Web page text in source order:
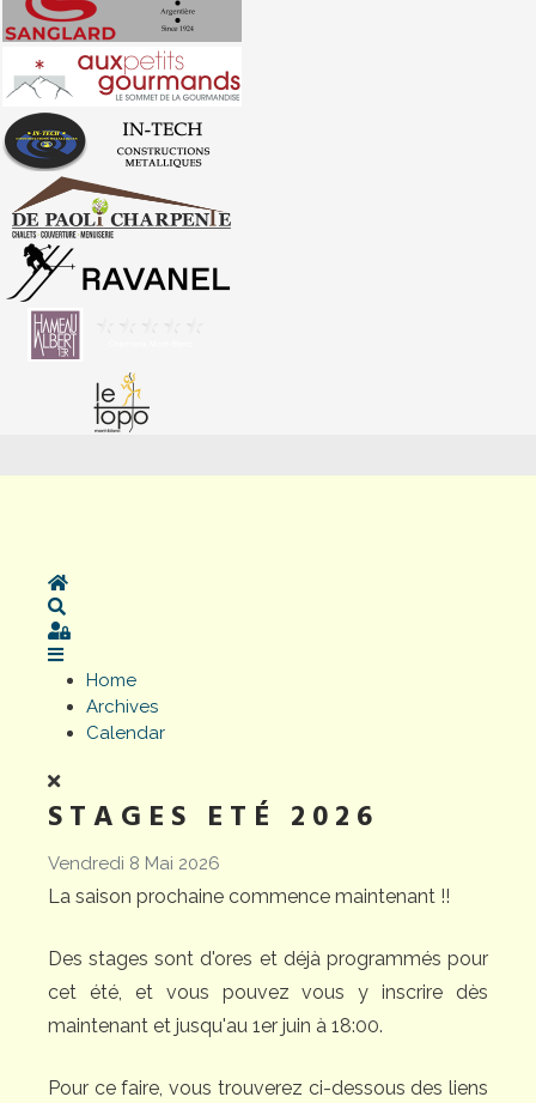
Home
Sign In
Home
Archives
Calendar
STAGES ETÉ 2026
Vendredi 8 Mai 2026
La saison prochaine commence maintenant !!
Des stages sont d'ores et déjà programmés pour
cet été, et vous pouvez vous y inscrire dès
maintenant et jusqu'au 1er juin à 18:00.
Pour ce faire, vous trouverez ci-dessous des liens